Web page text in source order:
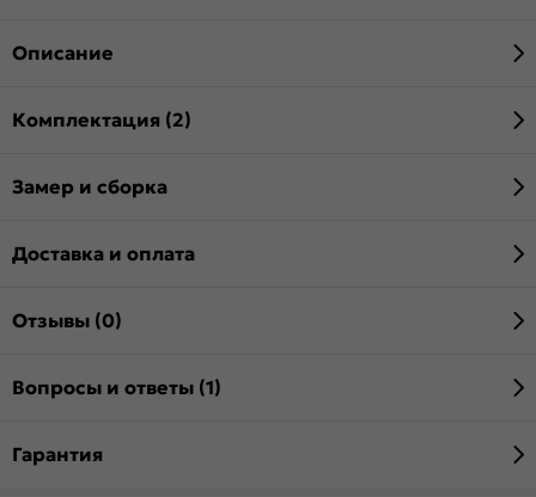
Описание
Комплектация (2)
Замер и сборка
Доставка и оплата
Отзывы (0)
Вопросы и ответы (1)
Гарантия